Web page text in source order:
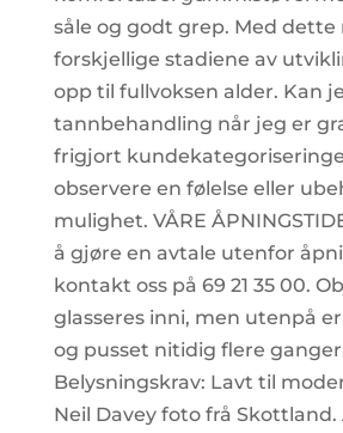
såle og godt grep. Med dette
forskjellige stadiene av
opp til fullvoksen alder. Kan
tannbehandling når jeg er
frigjort
observere en følelse eller
mulighet. VÅRE
å gjøre en avtale utenfor
kontakt oss på 69 21 35 00.
glasseres inni, men utenpå
og pusset nitidig flere
Belysningskrav: Lavt til
Neil Davey foto frå